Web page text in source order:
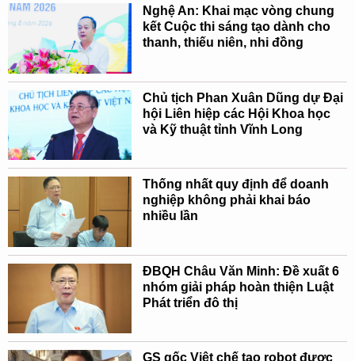
Nghệ An: Khai mạc vòng chung
kết Cuộc thi sáng tạo dành cho
thanh, thiếu niên, nhi đồng
Chủ tịch Phan Xuân Dũng dự Đại
hội Liên hiệp các Hội Khoa học
và Kỹ thuật tỉnh Vĩnh Long
Thống nhất quy định để doanh
nghiệp không phải khai báo
nhiều lần
ĐBQH Châu Văn Minh: Đề xuất 6
nhóm giải pháp hoàn thiện Luật
Phát triển đô thị
GS gốc Việt chế tạo robot được